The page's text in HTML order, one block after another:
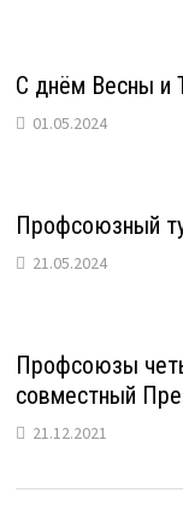
С днём Весны и
01.05.2024
Профсоюзный
21.05.2024
Профсоюзы
совместный
21.12.2021